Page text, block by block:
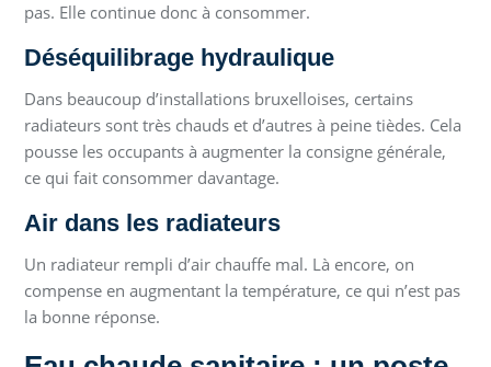
pas. Elle continue donc à consommer.
Déséquilibrage hydraulique
Dans beaucoup d’installations bruxelloises, certains
radiateurs sont très chauds et d’autres à peine tièdes. Cela
pousse les occupants à augmenter la consigne générale,
ce qui fait consommer davantage.
Air dans les radiateurs
Un radiateur rempli d’air chauffe mal. Là encore, on
compense en augmentant la température, ce qui n’est pas
la bonne réponse.